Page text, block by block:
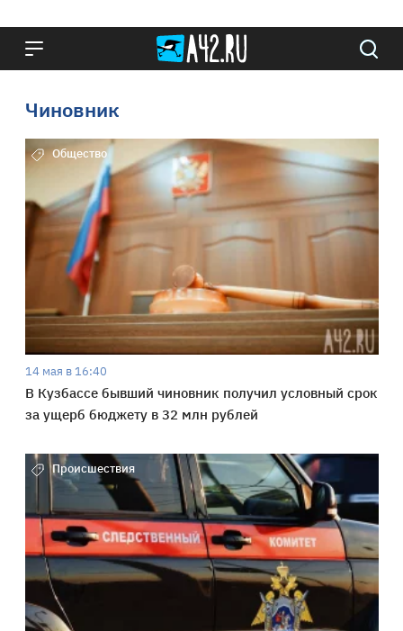
Чиновник
Общество
14 мая в 16:40
В Кузбассе бывший чиновник получил условный срок
за ущерб бюджету в 32 млн рублей
Происшествия